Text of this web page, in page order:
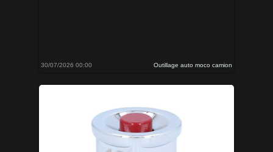
30/07/2026 00:00 Outillage auto moco camion